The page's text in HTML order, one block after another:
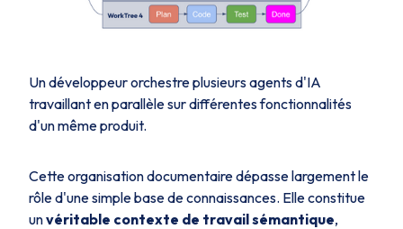
Un développeur orchestre plusieurs agents d'IA
travaillant en parallèle sur différentes fonctionnalités
d'un même produit.
Cette organisation documentaire dépasse largement le
rôle d'une simple base de connaissances. Elle constitue
unvéritable contexte de travail sémantique,